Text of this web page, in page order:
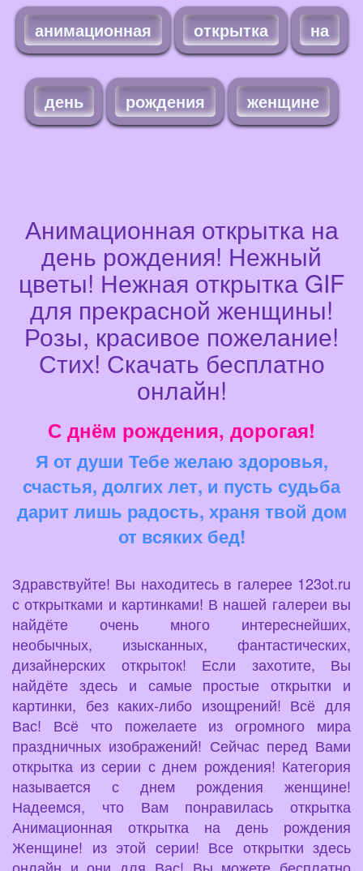
анимационная открытка на
день рождения женщине
Анимационная открытка на
день рождения! Нежный
цветы! Нежная открытка GIF
для прекрасной женщины!
Розы, красивое пожелание!
Стих! Скачать бесплатно
онлайн!
С днём рождения, дорогая!
Я от души Тебе желаю здоровья,
счастья, долгих лет, и пусть судьба
дарит лишь радость, храня твой дом
от всяких бед!
Здравствуйте! Вы находитесь в галерее 123ot.ru
с открытками и картинками! В нашей галереи вы
найдёте очень много интереснейших,
необычных, изысканных, фантастических,
дизайнерских открыток! Если захотите, Вы
найдёте здесь и самые простые открытки и
картинки, без каких-либо изощрений! Всё для
Вас! Всё что пожелаете из огромного мира
праздничных изображений! Сейчас перед Вами
открытка из серии с днем рождения! Категория
называется с днем рождения женщине!
Надеемся, что Вам понравилась открытка
Анимационная открытка на день рождения
Женщине! из этой серии! Все открытки здесь